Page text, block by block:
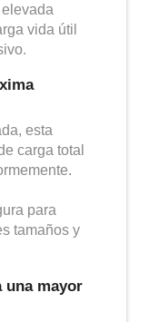
vida útil
esta
carga total
para
tamaños y
una mayor